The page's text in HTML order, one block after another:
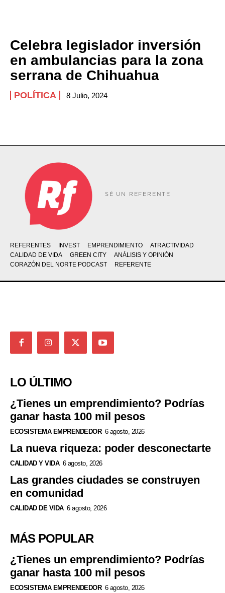
Celebra legislador inversión
en ambulancias para la zona
serrana de Chihuahua
POLÍTICA 8 Julio, 2024
SÉ UN REFERENTE
REFERENTES INVEST EMPRENDIMIENTO
ATRACTIVIDAD
CALIDAD DE VIDA
GREEN CITY
ANÁLISIS Y OPINIÓN
CORAZÓN DEL NORTE PODCAST
REFERENTE
LO ÚLTIMO
¿Tienes un emprendimiento? Podrías
ganar hasta 100 mil pesos
ECOSISTEMA EMPRENDEDOR 6 agosto, 2026
La nueva riqueza: poder desconectarte
CALIDAD Y VIDA 6 agosto, 2026
Las grandes ciudades se construyen
en comunidad
CALIDAD DE VIDA 6 agosto, 2026
MÁS POPULAR
¿Tienes un emprendimiento? Podrías
ganar hasta 100 mil pesos
ECOSISTEMA EMPRENDEDOR 6 agosto, 2026